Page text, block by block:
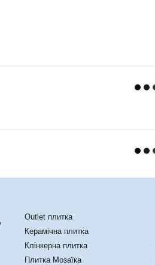
Outlet плитка
Керамічна плитка
Клінкерна плитка
Плитка Мозаїка